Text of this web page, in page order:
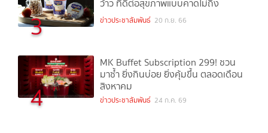
3
ว้าว ที่ดีต่อสุขภาพแบบคาดไม่ถึง
ข่าวประชาสัมพันธ์ 20 ก.ย. 66
4
MK Buffet Subscription 299! ชวน
มาซ้ำ ยิ่งกินบ่อย ยิ่งคุ้มขึ้น ตลอดเดือน
สิงหาคม
ข่าวประชาสัมพันธ์ 24 ก.ค. 69